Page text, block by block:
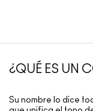
¿QUÉ ES UN
Su nombre lo dice